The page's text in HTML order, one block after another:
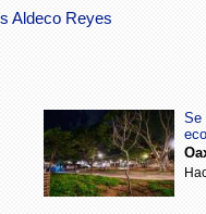
Aldeco Reyes
Se